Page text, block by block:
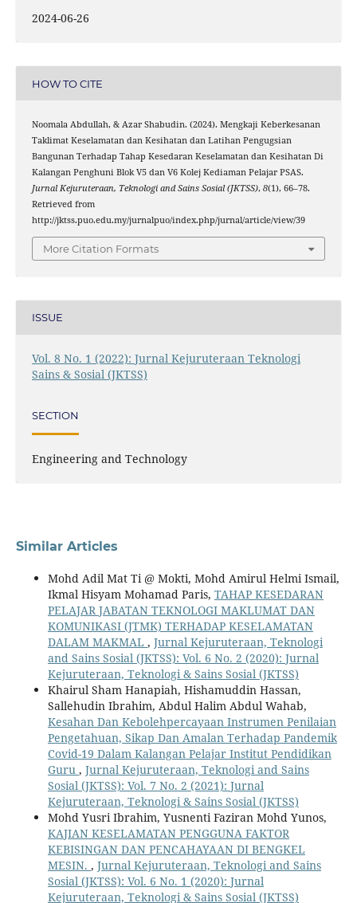
2024-06-26
HOW TO CITE
Noomala Abdullah, & Azar Shabudin. (2024). Mengkaji Keberkesanan
Taklimat Keselamatan dan Kesihatan dan Latihan Pengugsian
Bangunan Terhadap Tahap Kesedaran Keselamatan dan Kesihatan Di
Kalangan Penghuni Blok V5 dan V6 Kolej Kediaman Pelajar PSAS.
Jurnal Kejuruteraan, Teknologi and Sains Sosial (JKTSS), 8(1), 66–78.
Retrieved from
http://jktss.puo.edu.my/jurnalpuo/index.php/jurnal/article/view/39
More Citation Formats
ISSUE
Vol. 8 No. 1 (2022): Jurnal Kejuruteraan Teknologi
Sains & Sosial (JKTSS)
SECTION
Engineering and Technology
Similar Articles
Mohd Adil Mat Ti @ Mokti, Mohd Amirul Helmi Ismail,
Ikmal Hisyam Mohamad Paris, TAHAP KESEDARAN
PELAJAR JABATAN TEKNOLOGI MAKLUMAT DAN
KOMUNIKASI (JTMK) TERHADAP KESELAMATAN
DALAM MAKMAL , Jurnal Kejuruteraan, Teknologi
and Sains Sosial (JKTSS): Vol. 6 No. 2 (2020): Jurnal
Kejuruteraan, Teknologi & Sains Sosial (JKTSS)
Khairul Sham Hanapiah, Hishamuddin Hassan,
Sallehudin Ibrahim, Abdul Halim Abdul Wahab,
Kesahan Dan Kebolehpercayaan Instrumen Penilaian
Pengetahuan, Sikap Dan Amalan Terhadap Pandemik
Covid-19 Dalam Kalangan Pelajar Institut Pendidikan
Guru , Jurnal Kejuruteraan, Teknologi and Sains
Sosial (JKTSS): Vol. 7 No. 2 (2021): Jurnal
Kejuruteraan, Teknologi & Sains Sosial (JKTSS)
Mohd Yusri Ibrahim, Yusnenti Faziran Mohd Yunos,
KAJIAN KESELAMATAN PENGGUNA FAKTOR
KEBISINGAN DAN PENCAHAYAAN DI BENGKEL
MESIN. , Jurnal Kejuruteraan, Teknologi and Sains
Sosial (JKTSS): Vol. 6 No. 1 (2020): Jurnal
Kejuruteraan, Teknologi & Sains Sosial (JKTSS)